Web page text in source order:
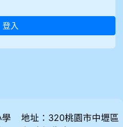
登入
學 地址：320桃園市中壢區